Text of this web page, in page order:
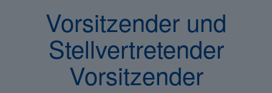
Vorsitzender und
Stellvertretender
Vorsitzender